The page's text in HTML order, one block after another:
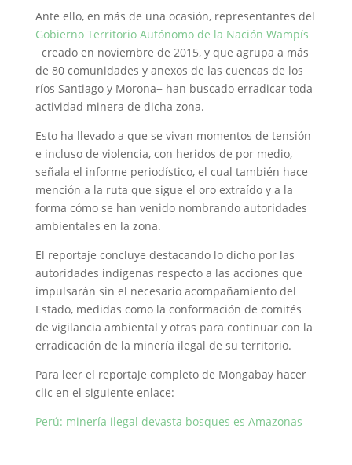
Ante ello, en más de una ocasión, representantes del
Gobierno Territorio Autónomo de la Nación Wampís
−creado en noviembre de 2015, y que agrupa a más
de 80 comunidades y anexos de las cuencas de los
ríos Santiago y Morona− han buscado erradicar toda
actividad minera de dicha zona.
Esto ha llevado a que se vivan momentos de tensión
e incluso de violencia, con heridos de por medio,
señala el informe periodístico, el cual también hace
mención a la ruta que sigue el oro extraído y a la
forma cómo se han venido nombrando autoridades
ambientales en la zona.
El reportaje concluye destacando lo dicho por las
autoridades indígenas respecto a las acciones que
impulsarán sin el necesario acompañamiento del
Estado, medidas como la conformación de comités
de vigilancia ambiental y otras para continuar con la
erradicación de la minería ilegal de su territorio.
Para leer el reportaje completo de Mongabay hacer
clic en el siguiente enlace:
Perú: minería ilegal devasta bosques es Amazonas